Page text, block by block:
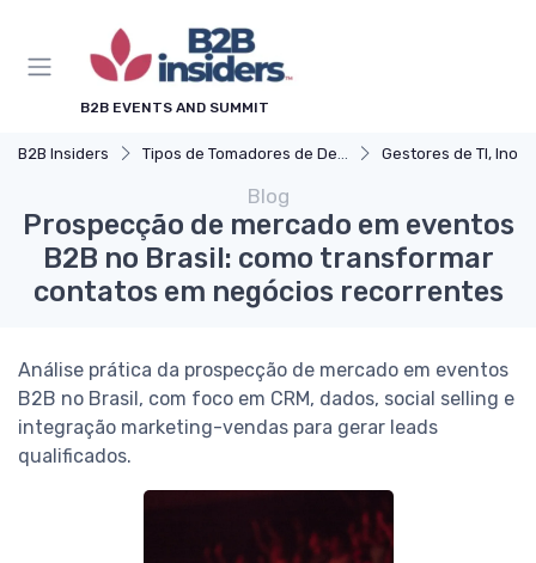
B2B EVENTS AND SUMMIT
B2B Insiders Tipos de Tomadores de Decisão Gestores de TI, Inovação e
Blog
Prospecção de mercado em eventos
B2B no Brasil: como transformar
contatos em negócios recorrentes
Análise prática da prospecção de mercado em eventos
B2B no Brasil, com foco em CRM, dados, social selling e
integração marketing-vendas para gerar leads
qualificados.